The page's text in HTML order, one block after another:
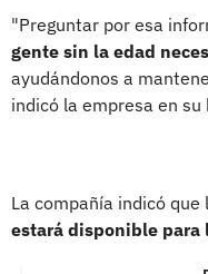
"Preguntar por esa
gente sin la edad
ayudándonos a
indicó la empresa en su
La compañía indicó
estará disponible para